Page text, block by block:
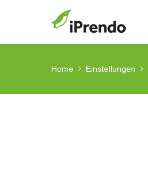
Home Einstellungen